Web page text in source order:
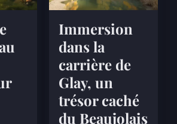
Immersion
dans la
carrière de
Glay, un
trésor caché
du Beaujolais